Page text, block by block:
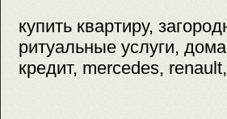
купить квартиру,
ритуальные услуги,
кредит, mercedes,